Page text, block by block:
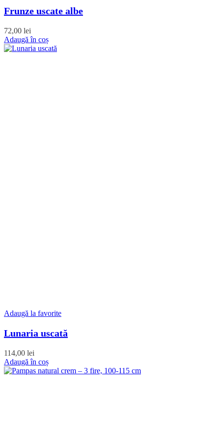
Frunze uscate albe
72,00 lei
Adaugă în coș
Adaugă la favorite
Lunaria uscată
114,00 lei
Adaugă în coș